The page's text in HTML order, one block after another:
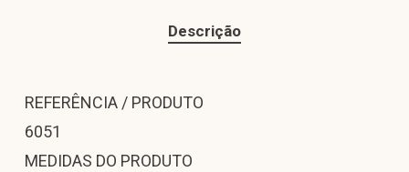
Descrição
REFERÊNCIA / PRODUTO
6051
MEDIDAS DO PRODUTO